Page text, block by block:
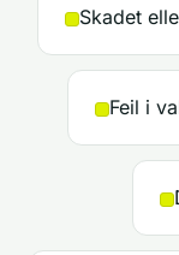
Skadet
Feil i